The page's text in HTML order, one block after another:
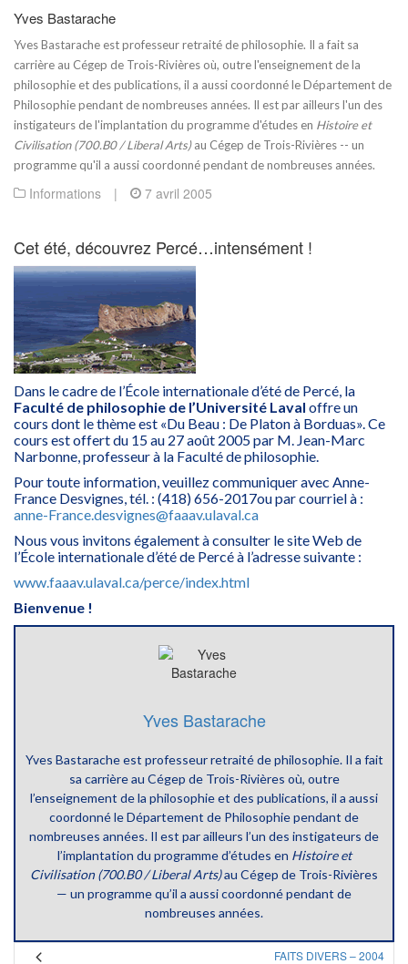
Yves Bastarache
Yves Bastarache est professeur retraité de philosophie. Il a fait sa
carrière au Cégep de Trois-Rivières où, outre l'enseignement de la
philosophie et des publications, il a aussi coordonné le Département de
Philosophie pendant de nombreuses années. Il est par ailleurs l'un des
instigateurs de l'implantation du programme d'études en Histoire et
Civilisation (700.B0 / Liberal Arts)au Cégep de Trois-Rivières -- un
programme qu'il a aussi coordonné pendant de nombreuses années.
Informations | 7 avril 2005
Cet été, découvrez Percé…intensément !
Dans le cadre de l’École internationale d’été de Percé, la
Faculté de philosophie de l’Université Laval offre un
cours dont le thème est «Du Beau : De Platon à Borduas». Ce
cours est offert du 15 au 27 août 2005 par M. Jean-Marc
Narbonne, professeur à la Faculté de philosophie.
Pour toute information, veuillez communiquer avec Anne-
France Desvignes, tél. : (418) 656-2017ou par courriel à :
anne-France.desvignes@faaav.ulaval.ca
Nous vous invitons également à consulter le site Web de
l’École internationale d’été de Percé à l’adresse suivante :
www.faaav.ulaval.ca/perce/index.html
Bienvenue !
Yves Bastarache
Yves Bastarache est professeur retraité de philosophie. Il a fait
sa carrière au Cégep de Trois-Rivières où, outre
l’enseignement de la philosophie et des publications, il a aussi
coordonné le Département de Philosophie pendant de
nombreuses années. Il est par ailleurs l’un des instigateurs de
l’implantation du programme d’études en Histoire et
Civilisation (700.B0 / Liberal Arts)au Cégep de Trois-Rivières
— un programme qu’il a aussi coordonné pendant de
nombreuses années.
FAITS DIVERS – 2004